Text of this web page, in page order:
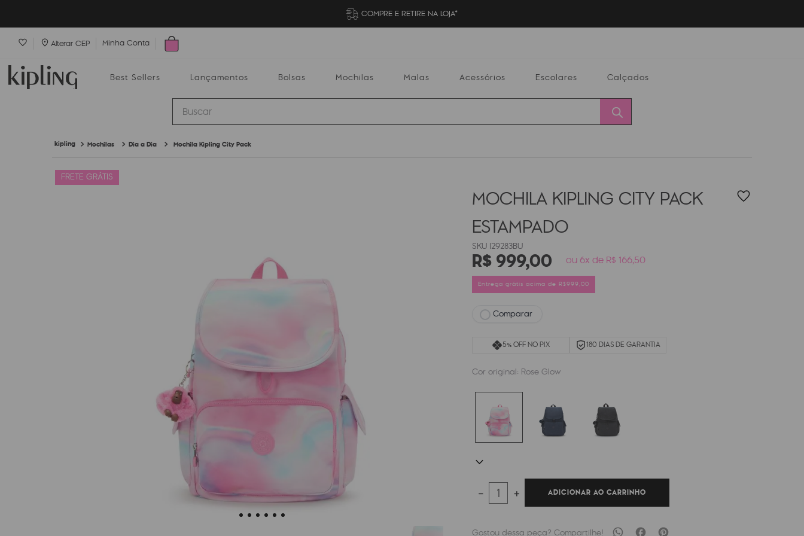
COMPRE E RETIRE NA LOJA*
Alterar CEP Minha Conta
Best Sellers Lançamentos Bolsas Mochilas Malas Acessórios Escolares Calçados
Buscar
Mochilas Dia a Dia Mochila Kipling City Pack
FRETE GRÁTIS
MOCHILA KIPLING CITY PACK
ESTAMPADO
I29283BU
R$999,00 ou 6x de R$ 166,50
Entrega grátis acima de R$999,00
Comparar
5% OFF NO PIX 180 DIAS DE GARANTIA
Cor original: Rose Glow
＋
－ ADICIONAR AO CARRINHO